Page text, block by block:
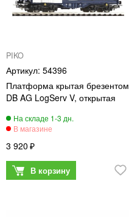
PIKO
54396
Платформа крытая брезентом
DB AG LogServ V, открытая
3 920